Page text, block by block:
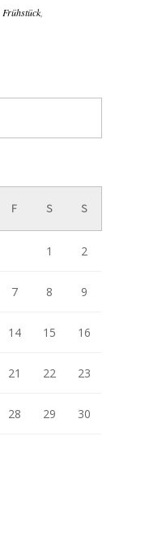
Frühstück,
F S S
1 2
7 8 9
14 15 16
21 22 23
28 29 30